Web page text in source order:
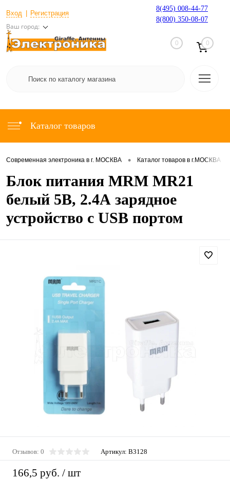
Вход Регистрация
Ваш город:
8(495) 008-44-77
8(800) 350-08-07
0 0
Каталог товаров
Современная электроника в г. МОСКВА • Каталог товаров в г.МОСКВА
Блок питания MRM MR21
белый 5В, 2.4А зарядное
устройство с USB портом
Отзывов: 0 Артикул: B3128
166,5 руб. / шт